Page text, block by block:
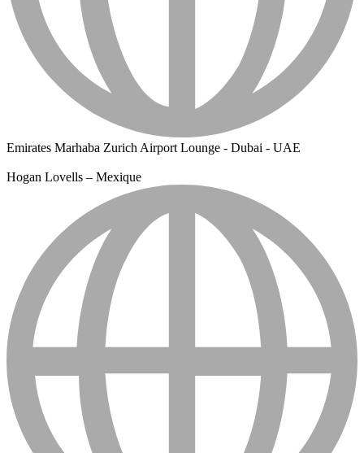
Emirates Marhaba Zurich Airport Lounge - Dubai - UAE
Hogan Lovells – Mexique